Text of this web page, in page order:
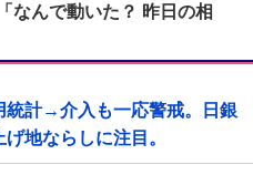
なんで動いた？ 昨日の相
統計→介入も一応警戒。日銀
地ならしに注目。